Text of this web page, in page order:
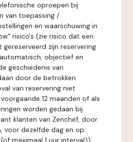
oproepen bij
van toepassing /
en waarschuwing in
risico's (zie risico dat een
zijn reservering
objectief en
geschiedenis van
door de betrokken
van reservering niet
12 maanden of als
worden gedaan bij
klanten van Zenchef, door
voor dezelfde dag en op
maximaal 1 uur interval)),